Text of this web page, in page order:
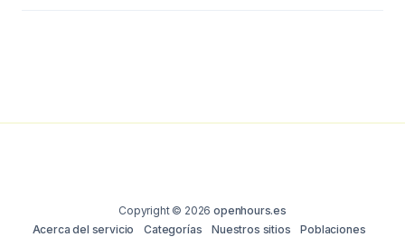
Copyright © 2026openhours.es
Acerca del servicio
Categorías Nuestros sitios
Poblaciones